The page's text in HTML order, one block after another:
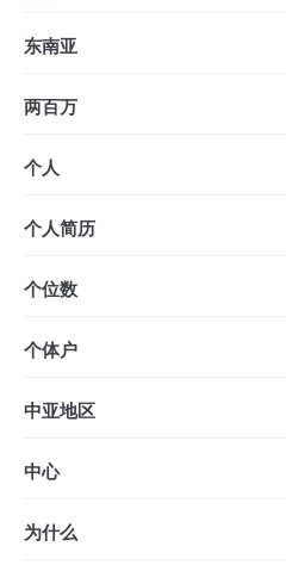
东南亚
两百万
个人
个人简历
个位数
个体户
中亚地区
中心
为什么